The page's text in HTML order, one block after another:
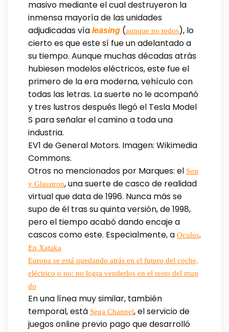
masivo mediante el cual destruyeron la
inmensa mayoría de las unidades
adjudicadas vía leasing (aunque no todos), lo
cierto es que este sí fue un adelantado a
su tiempo. Aunque muchas décadas atrás
hubiesen modelos eléctricos, este fue el
primero de la era moderna, vehículo con
todas las letras. La suerte no le acompañó
y tres lustros después llegó el Tesla Model
S para señalar el camino a toda una
industria.
EV1 de General Motors. Imagen: Wikimedia
Commons.
Otros no mencionados por Marques: el Son
y Glasstron, una suerte de casco de realidad
virtual que data de 1996. Nunca más se
supo de él tras su quinta versión, de 1998,
pero el tiempo acabó dando encaje a
cascos como este. Especialmente, a Oculus.
En Xataka
Europa se está quedando atrás en el futuro del coche,
eléctrico o no: no logra venderlos en el resto del mun
do
En una línea muy similar, también
temporal, está Sega Channel, el servicio de
juegos online previo pago que desarrolló